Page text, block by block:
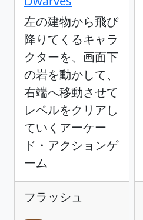
左の建物から飛び
降りてくるキャラ
クターを、画面下
の岩を動かして、
右端へ移動させて
レベルをクリアし
ていくアーケー
ド・アクションゲ
ーム
フラッシュ